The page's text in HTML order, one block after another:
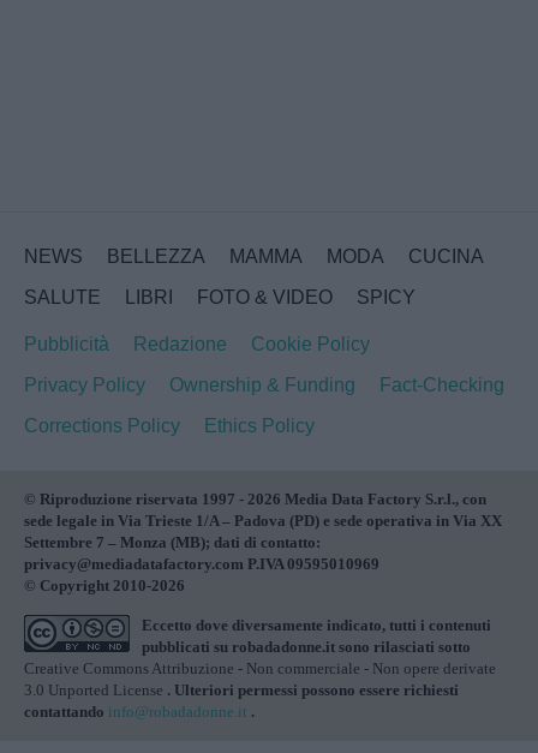
NEWS BELLEZZA MAMMA MODA
CUCINA
SALUTE
LIBRI FOTO & VIDEO SPICY
Pubblicità Redazione
Cookie Policy
Privacy Policy
Ownership & Funding
Fact-Checking
Corrections Policy
Ethics Policy
© Riproduzione riservata 1997 - 2026 Media Data Factory S.r.l., con
sede legale in Via Trieste 1/A – Padova (PD) e sede operativa in Via XX
Settembre 7 – Monza (MB); dati di contatto:
privacy@mediadatafactory.com P.IVA 09595010969
© Copyright 2010-2026
Eccetto dove diversamente indicato, tutti i contenuti
pubblicati su robadadonne.it sono rilasciati sotto
Creative Commons Attribuzione - Non commerciale - Non opere derivate
3.0 Unported License . Ulteriori permessi possono essere richiesti
contattando info@robadadonne.it .